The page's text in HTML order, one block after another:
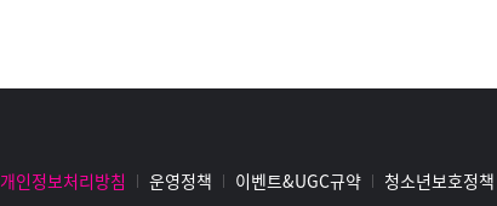
개인정보처리방침 운영정책 이벤트&UGC규약 청소년보호정책